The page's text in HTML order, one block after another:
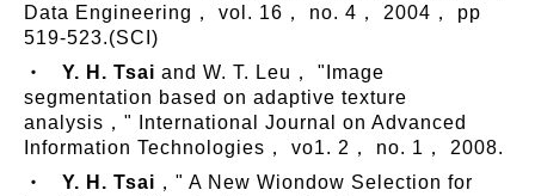
Data Engineering， vol. 16， no. 4， 2004， pp
519-523.(SCI)
‧ Y. H. Tsai and W. T. Leu， "Image
segmentation based on adaptive texture
analysis，" International Journal on Advanced
Information Technologies， vo1. 2， no. 1， 2008.
‧ Y. H. Tsai ，" A New Wiondow Selection for